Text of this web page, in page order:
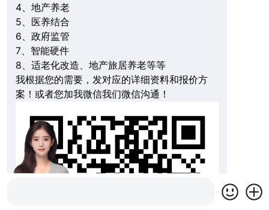
4、地产养老
5、医养结合
6、政府监管
7、智能硬件
8、适老化改造、地产旅居养老等等
我根据您的需要，发对应的详细资料和报价方
案！或者您加我微信我们微信沟通！